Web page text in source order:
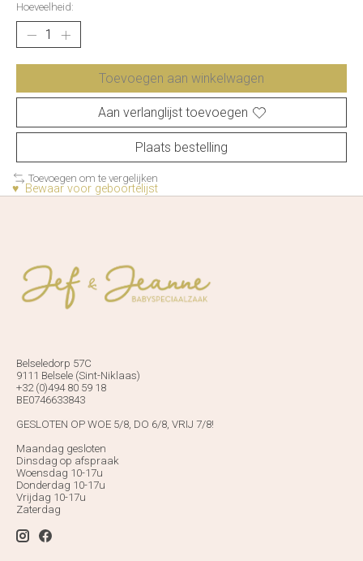
Hoeveelheid:
Toevoegen aan winkelwagen
Aan verlanglijst toevoegen
Plaats bestelling
Toevoegen om te vergelijken
♥ Bewaar voor geboortelijst
Belseledorp 57C
9111 Belsele (Sint-Niklaas)
+32 (0)494 80 59 18
BE0746633843
GESLOTEN OP WOE 5/8, DO 6/8, VRIJ 7/8!
Maandag gesloten
Dinsdag op afspraak
Woensdag 10-17u
Donderdag 10-17u
Vrijdag 10-17u
Zaterdag